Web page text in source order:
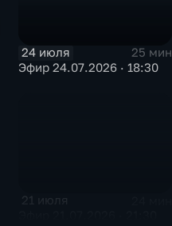
24 июля
25 мин
Эфир 24.07.2026 · 18:30
21 июля